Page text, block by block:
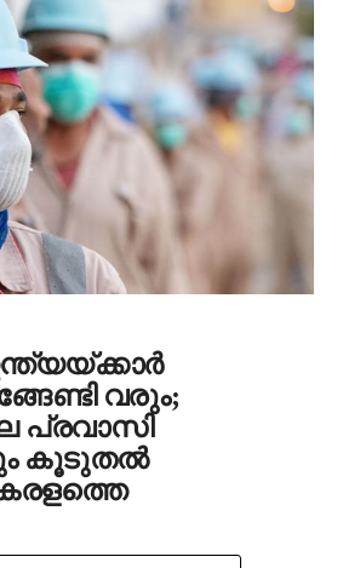
വരും;
പ്രവാസി
കൂടുതല്‍